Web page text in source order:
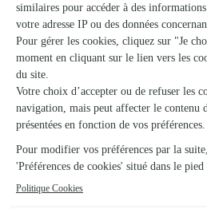
Le Jardin D’eloise
Pont du Casse
974, avenue de Cahors